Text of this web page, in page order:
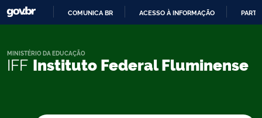
CONTEÚDO
COMUNICA BR ACESSO À INFORMAÇÃO
IFF Instituto Federal Fluminense
MINISTÉRIO DA EDUCAÇÃO